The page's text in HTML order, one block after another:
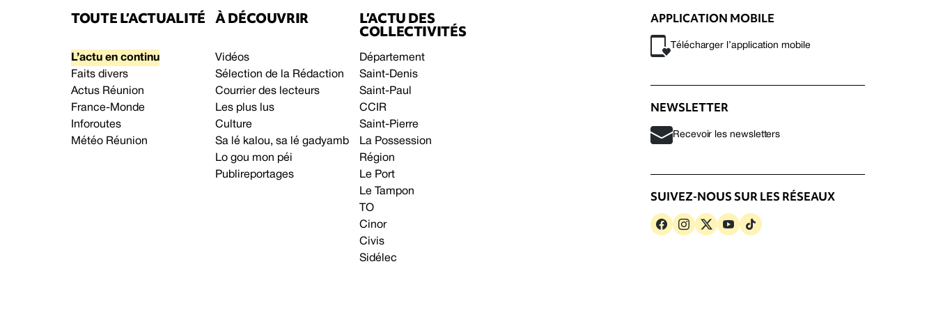
TOUTE L’ACTUALITÉ
L’actu en continu
Faits divers
Actus Réunion
France-Monde
Inforoutes
Météo Réunion
À DÉCOUVRIR
Vidéos
Sélection de la Rédaction
Courrier des lecteurs
Les plus lus
Culture
Sa lé kalou, sa lé gadyamb
Lo gou mon péi
Publireportages
L’ACTU DES
COLLECTIVITÉS
Département
Saint-Denis
Saint-Paul
CCIR
Saint-Pierre
La Possession
Région
Le Port
Le Tampon
TO
Cinor
Civis
Sidélec
APPLICATION MOBILE
Télécharger l’application mobile
NEWSLETTER
Recevoir les newsletters
SUIVEZ-NOUS SUR LES RÉSEAUX